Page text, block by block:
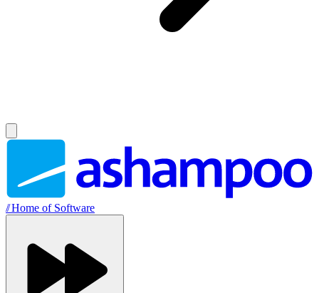
//Home of Software